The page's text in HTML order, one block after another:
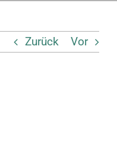
Zurück Vor